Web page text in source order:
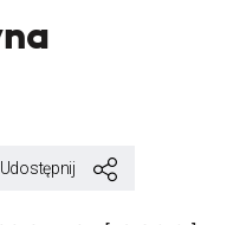
Udostępnij